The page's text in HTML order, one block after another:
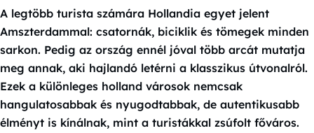
A legtöbb turista számára Hollandia egyet jelent
Amszterdammal: csatornák, biciklik és tömegek minden
sarkon. Pedig az ország ennél jóval több arcát mutatja
meg annak, aki hajlandó letérni a klasszikus útvonalról.
Ezek a különleges holland városok nemcsak
hangulatosabbak és nyugodtabbak, de autentikusabb
élményt is kínálnak, mint a turistákkal zsúfolt főváros.